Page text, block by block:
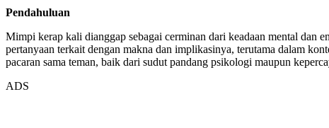
Pendahuluan
Mimpi kerap kali dianggap sebagai cerminan dari keadaan mental dan
pertanyaan terkait dengan makna dan implikasinya, terutama dalam
pacaran sama teman, baik dari sudut pandang psikologi maupun
ADS